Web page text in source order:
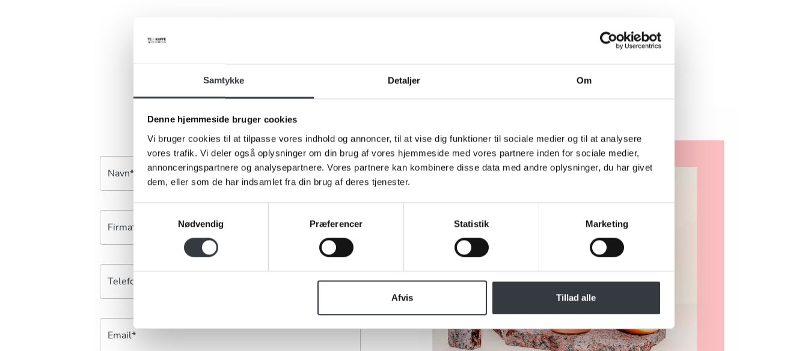
Samtykke Detaljer Om
Denne hjemmeside bruger cookies
Vi bruger cookies til at tilpasse vores indhold og annoncer, til at vise dig funktioner til sociale medier og til at analysere
vores trafik. Vi deler også oplysninger om din brug af vores hjemmeside med vores partnere inden for sociale medier,
annonceringspartnere og analysepartnere. Vores partnere kan kombinere disse data med andre oplysninger, du har givet
dem, eller som de har indsamlet fra din brug af deres tjenester.
Samtykkevalg
Nødvendig
Præferencer Statistik Marketing
Afvis Tillad alle
Navn*
Firma*
Telefonnr.*
Email*